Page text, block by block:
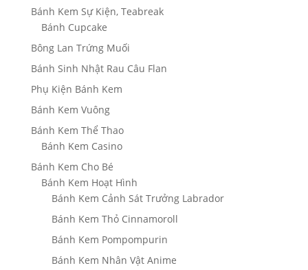
Bánh Kem Sự Kiện, Teabreak
Bánh Cupcake
Bông Lan Trứng Muối
Bánh Sinh Nhật Rau Câu Flan
Phụ Kiện Bánh Kem
Bánh Kem Vuông
Bánh Kem Thể Thao
Bánh Kem Casino
Bánh Kem Cho Bé
Bánh Kem Hoạt Hình
Bánh Kem Cảnh Sát Trưởng Labrador
Bánh Kem Thỏ Cinnamoroll
Bánh Kem Pompompurin
Bánh Kem Nhân Vật Anime